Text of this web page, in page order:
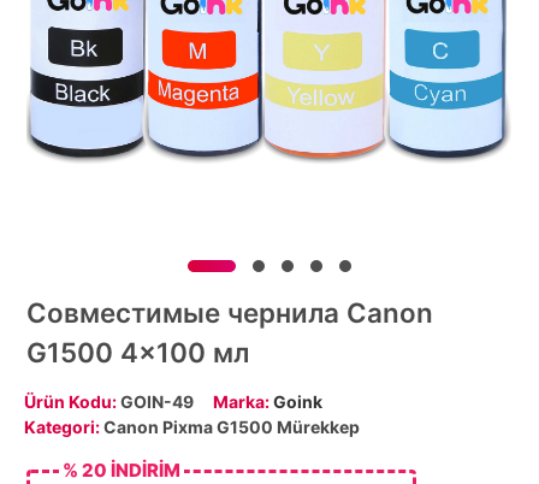
Совместимые чернила Canon
G1500 4x100 мл
Ürün Kodu:GOIN-49 Marka:Goink
Kategori:Canon Pixma G1500 Mürekkep
% 20 İNDİRİM